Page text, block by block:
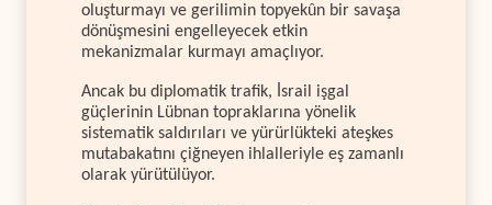
oluşturmayı ve gerilimin topyekûn bir savaşa
dönüşmesini engelleyecek etkin
mekanizmalar kurmayı amaçlıyor.
Ancak bu diplomatik trafik, İsrail işgal
güçlerinin Lübnan topraklarına yönelik
sistematik saldırıları ve yürürlükteki ateşkes
mutabakatını çiğneyen ihlalleriyle eş zamanlı
olarak yürütülüyor.